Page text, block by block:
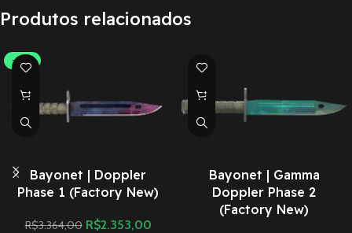
Produtos relacionados
-30%
Bayonet | Doppler
Phase 1 (Factory New)
R$3.364,00 R$2.353,00
Bayonet | Gamma
Doppler Phase 2
(Factory New)